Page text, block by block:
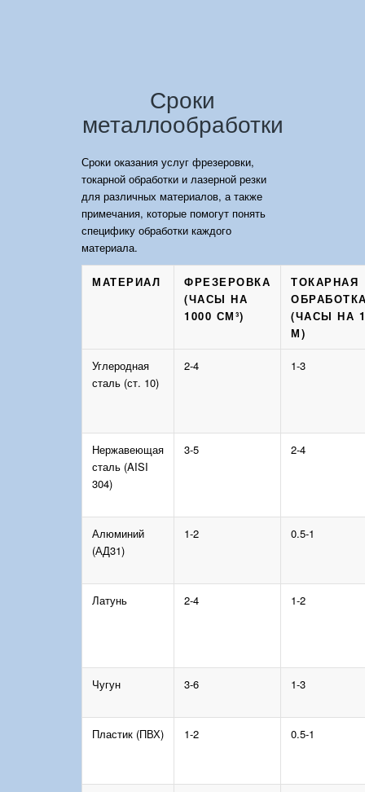
Сроки
металлообработки
Сроки оказания услуг фрезеровки,
токарной обработки и лазерной резки
для различных материалов, а также
примечания, которые помогут понять
специфику обработки каждого
материала.
МАТЕРИАЛ
ФРЕЗЕРОВКА
(ЧАСЫ НА
1000 СМ³)
ТОКАРНАЯ
(ЧАСЫ НА 1
М)
Углеродная
сталь (ст. 10)
2-4 1-3
Нержавеющая
сталь (AISI
304)
3-5 2-4
Алюминий
(АД31)
1-2 0.5-1
Латунь 2-4 1-2
Чугун 3-6 1-3
Пластик (ПВХ) 1-2 0.5-1